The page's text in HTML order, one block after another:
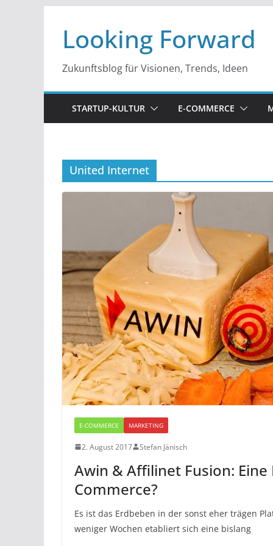
Inhalt
springen
Looking Forward
Zukunftsblog für Visionen, Trends, Ideen
STARTUP-KULTUR E-COMMERCE
United Internet
E-COMMERCE MARKETING
2. August 2017 Stefan Jänisch
Awin & Affilinet Fusion:
Commerce?
Es ist das Erdbeben in der sonst eher trägen
weniger Wochen etabliert sich eine bislang